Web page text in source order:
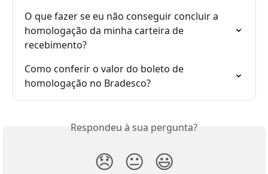
O que fazer se eu não conseguir concluir a
homologação da minha carteira de
recebimento?
Como conferir o valor do boleto de
homologação no Bradesco?
Respondeu à sua pergunta?
😞 😐 😃